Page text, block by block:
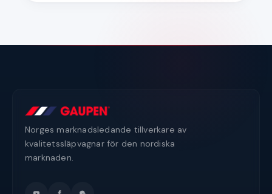
Norges marknadsledande tillverkare av
kvalitetssläpvagnar för den nordiska
marknaden.